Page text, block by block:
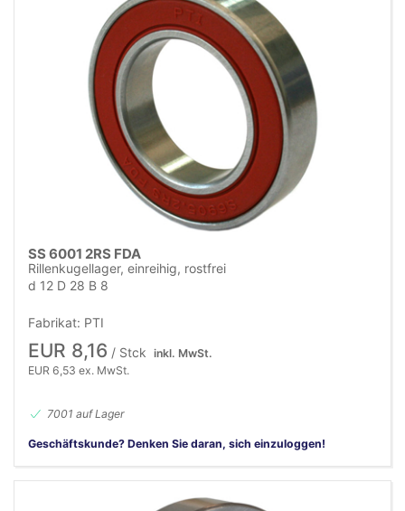
SS 6001 2RS FDA
Rillenkugellager, einreihig, rostfrei
d 12 D 28 B 8
Fabrikat: PTI
EUR 8,16 / Stck inkl. MwSt.
EUR 6,53 ex. MwSt.
7001 auf Lager
Geschäftskunde? Denken Sie daran, sich einzuloggen!